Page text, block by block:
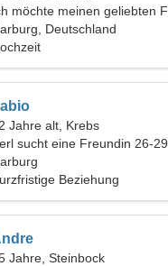
möchte meinen geliebten
Deutschland
Jahre alt, Krebs
sucht eine Freundin 26-29
Beziehung
Jahre, Steinbock